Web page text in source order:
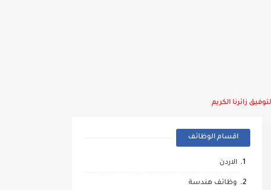
زائرنا الكريم
اقسام الوظائف
الاردن
وظائف هندسة